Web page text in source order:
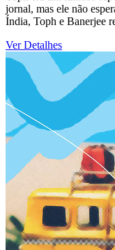
jornal, mas ele não
Índia, Toph e Banerjee
Ver Detalhes